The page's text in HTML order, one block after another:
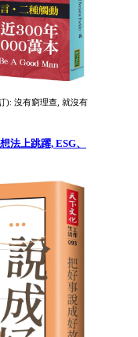
): 沒有窮理查, 就沒有
法上跳躍, ESG、